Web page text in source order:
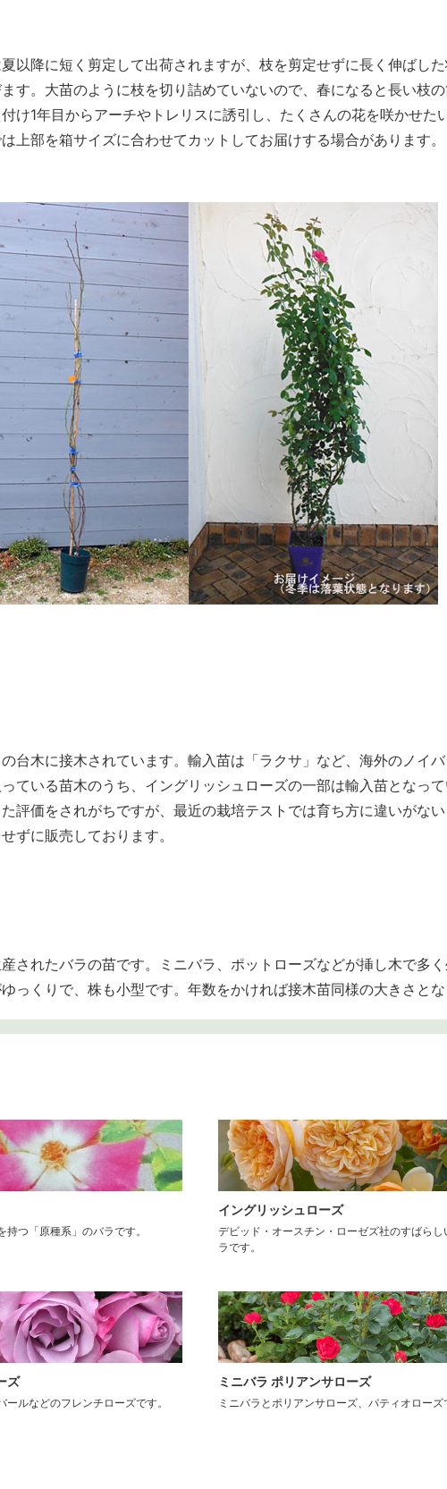
以降に短く剪定して出荷されますが、枝を剪定せずに長く伸ばし
す。大苗のように枝を切り詰めていないので、春になると長い枝
け1年目からアーチやトレリスに誘引し、たくさんの花を咲かせた
上部を箱サイズに合わせてカットしてお届けする場合があります。
台木に接木されています。輸入苗は「ラクサ」など、海外のノイ
ている苗木のうち、イングリッシュローズの一部は輸入苗となっ
評価をされがちですが、最近の栽培テストでは育ち方に違いがな
ずに販売しております。
されたバラの苗です。ミニバラ、ポットローズなどが挿し木で多
っくりで、株も小型です。年数をかければ接木苗同様の大きさとな
持つ「原種系」のバラです。
イングリッシュローズ
デビッド・オースチン・ローゼズ社のすばらし
ラです。
ズ
ールなどのフレンチローズです。
ミニバラ ポリアンサローズ
ミニバラとポリアンサローズ、パティオローズ